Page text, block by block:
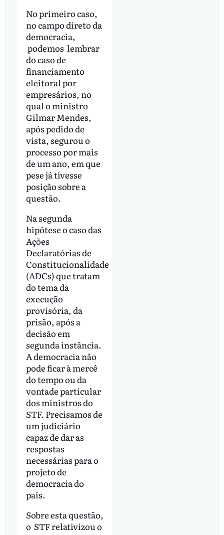
No primeiro caso,
no campo direto da
democracia,
podemos lembrar
do caso de
financiamento
eleitoral por
empresários, no
qual o ministro
Gilmar Mendes,
após pedido de
vista, segurou o
processo por mais
de um ano, em que
pese já tivesse
posição sobre a
questão.
Na segunda
hipótese o caso das
Ações
Declaratórias de
Constitucionalidade
(ADCs) que tratam
do tema da
execução
provisória, da
prisão, após a
decisão em
segunda instância.
A democracia não
pode ficar à mercê
do tempo ou da
vontade particular
dos ministros do
STF. Precisamos de
um judiciário
capaz de dar as
respostas
necessárias para o
projeto de
democracia do
país.
Sobre esta questão,
o STF relativizou o